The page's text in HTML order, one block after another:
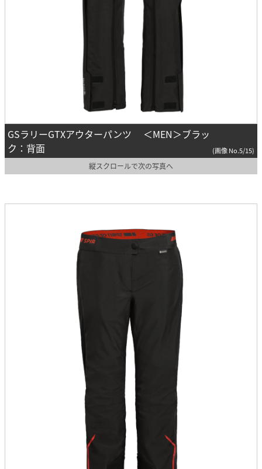
GSラリーGTXアウターパンツ ＜MEN＞ブラッ
ク：背面
(画像 No.5/15)
縦スクロールで次の写真へ